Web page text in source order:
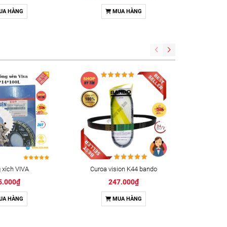
HÀNG MUA HÀNG
xích VIVA
HÀNG
Curoa vision K44 bando
247.000₫
MUA HÀNG